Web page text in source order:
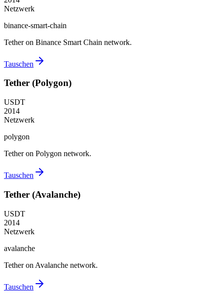
Netzwerk
binance-smart-chain
Tether on Binance Smart Chain network.
Tauschen
Tether (Polygon)
USDT
2014
Netzwerk
polygon
Tether on Polygon network.
Tauschen
Tether (Avalanche)
USDT
2014
Netzwerk
avalanche
Tether on Avalanche network.
Tauschen